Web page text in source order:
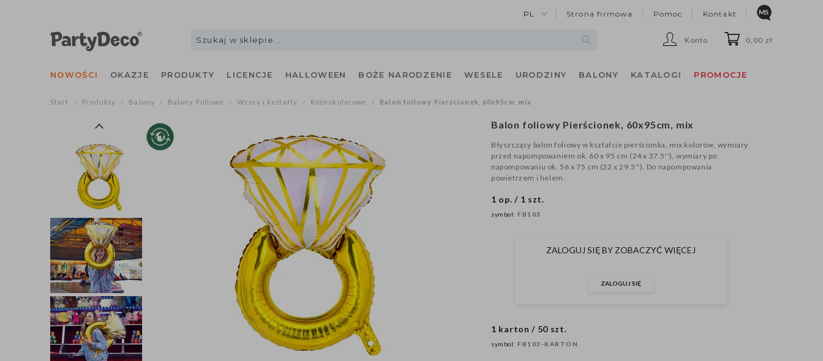
PL Strona firmowa Pomoc Kontakt
Konto 0,00 zł
NOWOŚCI OKAZJE PRODUKTY LICENCJE HALLOWEEN BOŻE NARODZENIE WESELE URODZINY BALONY KATALOGI PROMOCJE
Start / Produkty / Balony / Balony Foliowe / Wzory i kształty / Różnokolorowe / Balon foliowy Pierścionek, 60x95cm, mix
Balon foliowy Pierścionek, 60x95cm, mix
Błyszczący balon foliowy w kształcie pierścionka, mix kolorów, wymiary
przed napompowaniem ok. 60 x 95 cm (24 x 37.5''), wymiary po
napompowaniu ok. 56 x 75 cm (22 x 29.5''). Do napompowania
powietrzem i helem.
1 op. / 1 szt.
symbol:FB103
ZALOGUJ SIĘ BY ZOBACZYĆ WIĘCEJ
ZALOGUJ SIĘ
1 karton / 50 szt.
symbol:FB103-KARTON